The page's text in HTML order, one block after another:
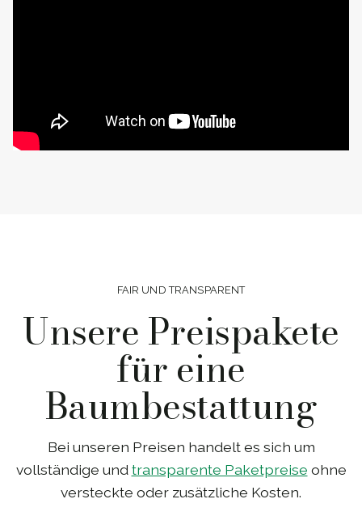
FAIR UND TRANSPARENT
Unsere Preispakete
für eine
Baumbestattung
Bei unseren Preisen handelt es sich um
vollständige und transparente Paketpreise ohne
versteckte oder zusätzliche Kosten.